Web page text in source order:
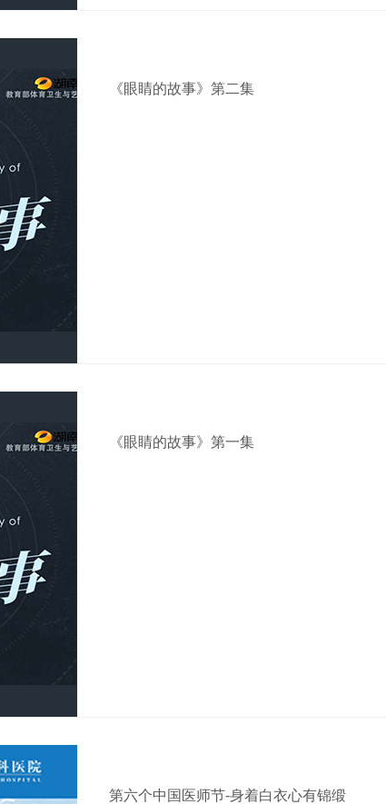
《眼睛的故事》第二集
《眼睛的故事》第一集
第六个中国医师节-身着白衣心有锦缎